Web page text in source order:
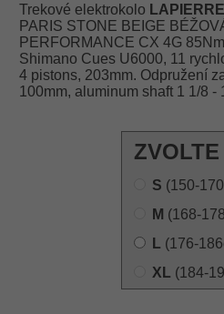
Trekové elektrokolo
PARIS STONE BEIGE
PERFORMANCE CX 4G
Shimano Cues U6000, 11
4 pistons, 203mm. Odpružení
100mm, aluminum shaft 1 1/8 -
S (150-
M (168-
L (176-
XL (184-